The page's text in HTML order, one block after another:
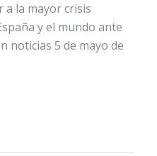
a la mayor crisis
y el mundo ante
noticias 5 de mayo de